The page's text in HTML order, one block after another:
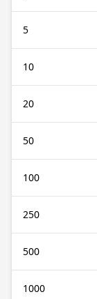
5
10
20
50
100
250
500
1000